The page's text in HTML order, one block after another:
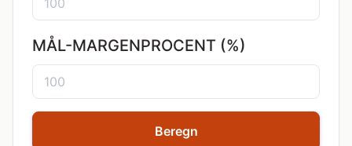
MÅL-MARGENPROCENT (%)
Beregn